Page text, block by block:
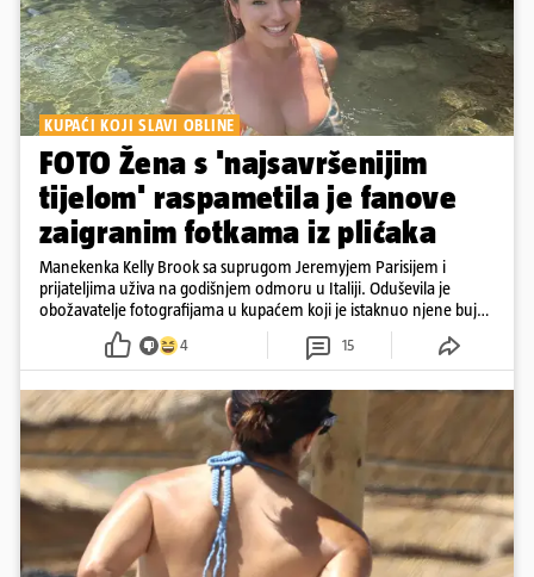
KUPAĆI KOJI SLAVI OBLINE
FOTO Žena s 'najsavršenijim
tijelom' raspametila je fanove
zaigranim fotkama iz plićaka
Manekenka Kelly Brook sa suprugom Jeremyjem Parisijem i
prijateljima uživa na godišnjem odmoru u Italiji. Oduševila je
obožavatelje fotografijama u kupaćem koji je istaknuo njene bujne
4 15